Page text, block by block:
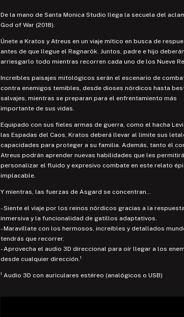
De la mano de Santa Monica Studio llega la secuela del
God of War (2018).
Únete a Kratos y Atreus en un viaje mítico en busca de
antes de que llegue el Ragnarök. Juntos, padre e hijo deberán
arriesgarlo todo mientras recorren cada uno de los Nueve
Increíbles paisajes mitológicos serán el escenario de
contra enemigos temibles, desde dioses nórdicos hasta
salvajes, mientras se preparan para el enfrentamiento más
importante de sus vidas.
Equipado con sus fieles armas de guerra, como el hacha
las Espadas del Caos, Kratos deberá llevar al límite sus
capacidades para proteger a su familia. Además, tanto él
Atreus podrán aprender nuevas habilidades que les
personalizar el fluido y expresivo combate en este relato
implacable.
Y mientras, las fuerzas de Asgard se concentran…
- Siente el viaje por los reinos nórdicos gracias a la
inmersiva y la funcionalidad de gatillos adaptativos.
- Maravíllate con los hermosos, increíbles y detallados
tendrás que recorrer.
- Aprovecha el audio 3D direccional para oír llegar a los
desde cualquier dirección.¹
¹ Audio 3D con auriculares estéreo (analógicos o USB)